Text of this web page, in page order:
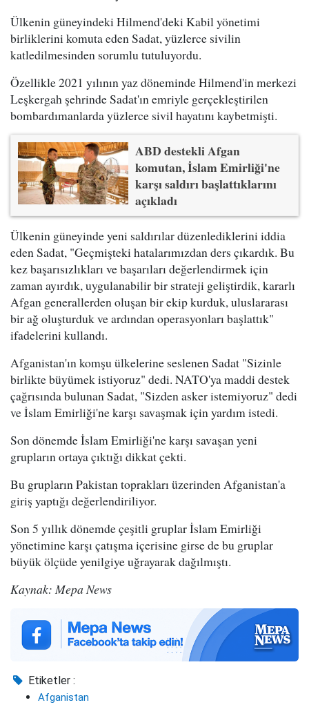
Ülkenin güneyindeki Hilmend'deki Kabil yönetimi
birliklerini komuta eden Sadat, yüzlerce sivilin
katledilmesinden sorumlu tutuluyordu.
Özellikle 2021 yılının yaz döneminde Hilmend'in merkezi
Leşkergah şehrinde Sadat'ın emriyle gerçekleştirilen
bombardımanlarda yüzlerce sivil hayatını kaybetmişti.
ABD destekli Afgan
komutan, İslam Emirliği'ne
karşı saldırı başlattıklarını
açıkladı
Ülkenin güneyinde yeni saldırılar düzenlediklerini iddia
eden Sadat, "Geçmişteki hatalarımızdan ders çıkardık. Bu
kez başarısızlıkları ve başarıları değerlendirmek için
zaman ayırdık, uygulanabilir bir strateji geliştirdik, kararlı
Afgan generallerden oluşan bir ekip kurduk, uluslararası
bir ağ oluşturduk ve ardından operasyonları başlattık"
ifadelerini kullandı.
Afganistan'ın komşu ülkelerine seslenen Sadat "Sizinle
birlikte büyümek istiyoruz" dedi. NATO'ya maddi destek
çağrısında bulunan Sadat, "Sizden asker istemiyoruz" dedi
ve İslam Emirliği'ne karşı savaşmak için yardım istedi.
Son dönemde İslam Emirliği'ne karşı savaşan yeni
grupların ortaya çıktığı dikkat çekti.
Bu grupların Pakistan toprakları üzerinden Afganistan'a
giriş yaptığı değerlendiriliyor.
Son 5 yıllık dönemde çeşitli gruplar İslam Emirliği
yönetimine karşı çatışma içerisine girse de bu gruplar
büyük ölçüde yenilgiye uğrayarak dağılmıştı.
Kaynak: Mepa News
Etiketler :
Afganistan